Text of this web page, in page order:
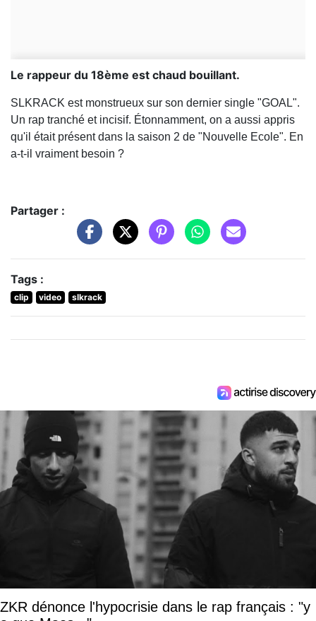
Le rappeur du 18ème est chaud bouillant.
SLKRACK est monstrueux sur son dernier single "GOAL".
Un rap tranché et incisif. Étonnamment, on a aussi appris
qu'il était présent dans la saison 2 de "Nouvelle Ecole". En
a-t-il vraiment besoin ?
Partager :
Tags :
clip video slkrack
ZKR dénonce l'hypocrisie dans le rap français : "y